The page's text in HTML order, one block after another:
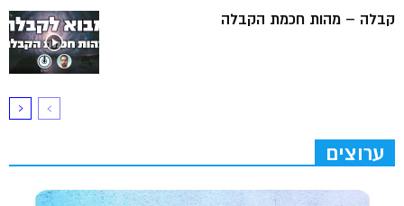
קבלה – מהות חכמת הקבלה
ערוצים